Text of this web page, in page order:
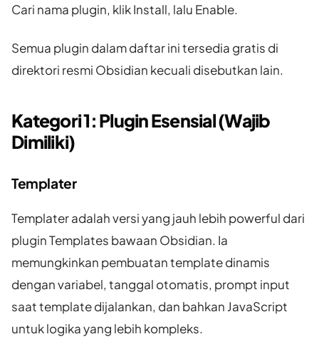
Cari nama plugin, klik Install, lalu Enable.
Semua plugin dalam daftar ini tersedia gratis di
direktori resmi Obsidian kecuali disebutkan lain.
Kategori 1: Plugin Esensial (Wajib
Dimiliki)
Templater
Templater adalah versi yang jauh lebih powerful dari
plugin Templates bawaan Obsidian. Ia
memungkinkan pembuatan template dinamis
dengan variabel, tanggal otomatis, prompt input
saat template dijalankan, dan bahkan JavaScript
untuk logika yang lebih kompleks.